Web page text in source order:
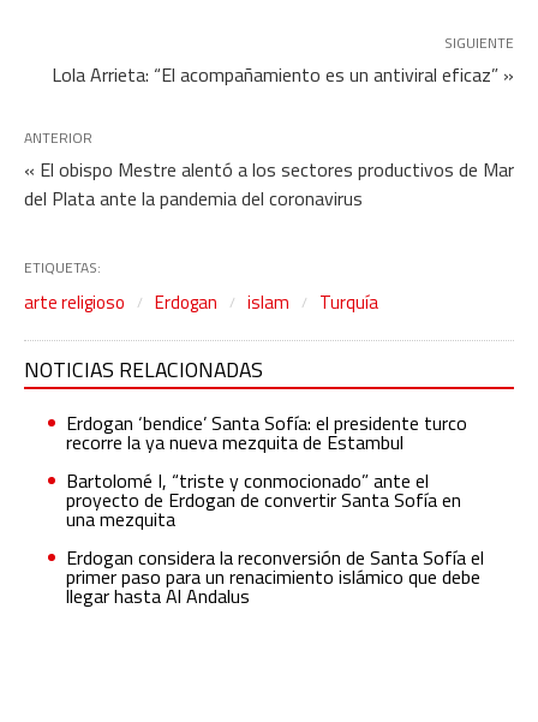
SIGUIENTE
Lola Arrieta: “El acompañamiento es un antiviral eficaz” »
ANTERIOR
« El obispo Mestre alentó a los sectores productivos de Mar
del Plata ante la pandemia del coronavirus
ETIQUETAS:
arte religioso Erdogan islam Turquía
NOTICIAS RELACIONADAS
Erdogan ‘bendice’ Santa Sofía: el presidente turco
recorre la ya nueva mezquita de Estambul
Bartolomé I, “triste y conmocionado” ante el
proyecto de Erdogan de convertir Santa Sofía en
una mezquita
Erdogan considera la reconversión de Santa Sofía el
primer paso para un renacimiento islámico que debe
llegar hasta Al Andalus